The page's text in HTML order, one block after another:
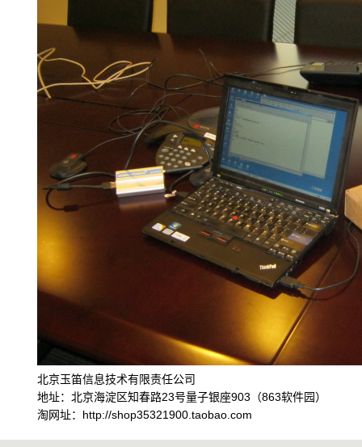
北京玉笛信息技术有限责任公司
地址：北京海淀区知春路23号量子银座903（863软件园）
淘网址：http://shop35321900.taobao.com